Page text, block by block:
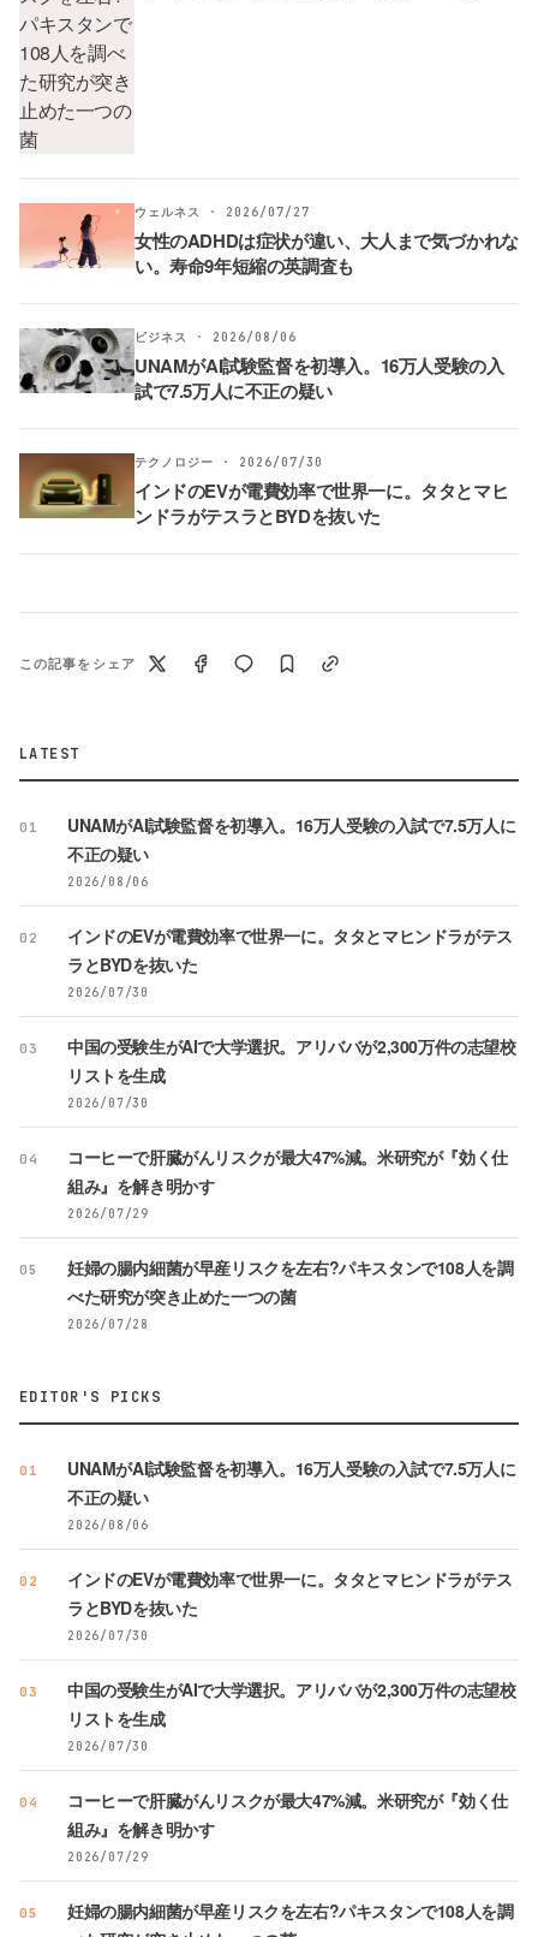
ウェルネス · 2026/07/27
女性のADHDは症状が違い、大人まで気づかれな
い。寿命9年短縮の英調査も
ビジネス · 2026/08/06
UNAMがAI試験監督を初導入。16万人受験の入
試で7.5万人に不正の疑い
テクノロジー · 2026/07/30
インドのEVが電費効率で世界一に。タタとマヒ
ンドラがテスラとBYDを抜いた
この記事をシェア
LATEST
01
UNAMがAI試験監督を初導入。16万人受験の入試で7.5万人に
不正の疑い
2026/08/06
02
インドのEVが電費効率で世界一に。タタとマヒンドラがテス
ラとBYDを抜いた
2026/07/30
03
中国の受験生がAIで大学選択。アリババが2,300万件の志望校
リストを生成
2026/07/30
04
コーヒーで肝臓がんリスクが最大47%減。米研究が『効く仕
組み』を解き明かす
2026/07/29
05
妊婦の腸内細菌が早産リスクを左右?パキスタンで108人を調
べた研究が突き止めた一つの菌
2026/07/28
EDITOR'S PICKS
01
UNAMがAI試験監督を初導入。16万人受験の入試で7.5万人に
不正の疑い
2026/08/06
02
インドのEVが電費効率で世界一に。タタとマヒンドラがテス
ラとBYDを抜いた
2026/07/30
03
中国の受験生がAIで大学選択。アリババが2,300万件の志望校
リストを生成
2026/07/30
04
コーヒーで肝臓がんリスクが最大47%減。米研究が『効く仕
組み』を解き明かす
2026/07/29
05
妊婦の腸内細菌が早産リスクを左右?パキスタンで108人を調